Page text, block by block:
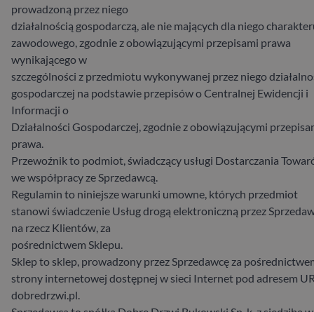
prowadzoną przez niego
działalnością gospodarczą, ale nie mających dla niego
zawodowego, zgodnie z obowiązującymi przepisami prawa
wynikającego w
szczególności z przedmiotu wykonywanej przez niego
gospodarczej na podstawie przepisów o Centralnej Ewidencji i
Informacji o
Działalności Gospodarczej, zgodnie z obowiązującymi
prawa.
Przewoźnik to podmiot, świadczący usługi Dostarczania
we współpracy ze Sprzedawcą.
Regulamin to niniejsze warunki umowne, których przedmiot
stanowi świadczenie Usług drogą elektroniczną przez
na rzecz Klientów, za
pośrednictwem Sklepu.
Sklep to sklep, prowadzony przez Sprzedawcę za
strony internetowej dostępnej w sieci Internet pod adresem
dobredrzwi.pl.